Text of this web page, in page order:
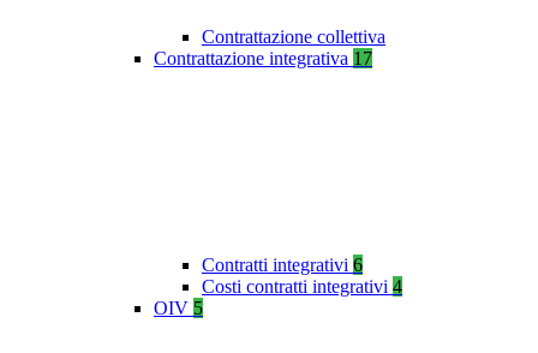
Contrattazione collettiva
Contrattazione integrativa 17
Contratti integrativi 6
Costi contratti integrativi 4
OIV 5